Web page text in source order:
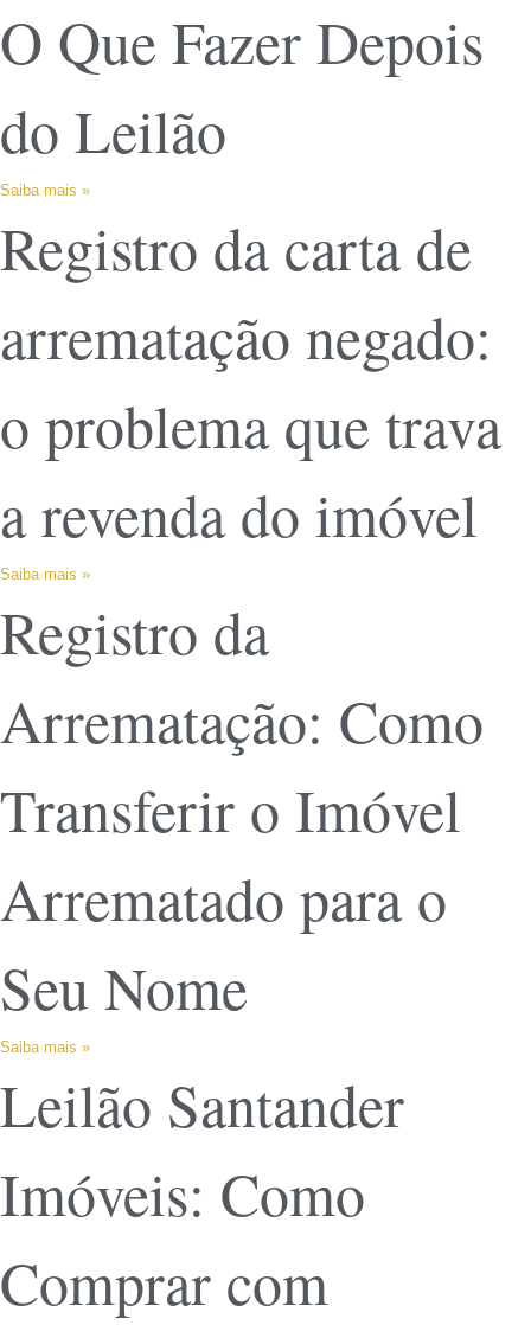
O Que Fazer Depois
do Leilão
Saiba mais »
Registro da carta de
arrematação negado:
o problema que trava
a revenda do imóvel
Saiba mais »
Registro da
Arrematação: Como
Transferir o Imóvel
Arrematado para o
Seu Nome
Saiba mais »
Leilão Santander
Imóveis: Como
Comprar com